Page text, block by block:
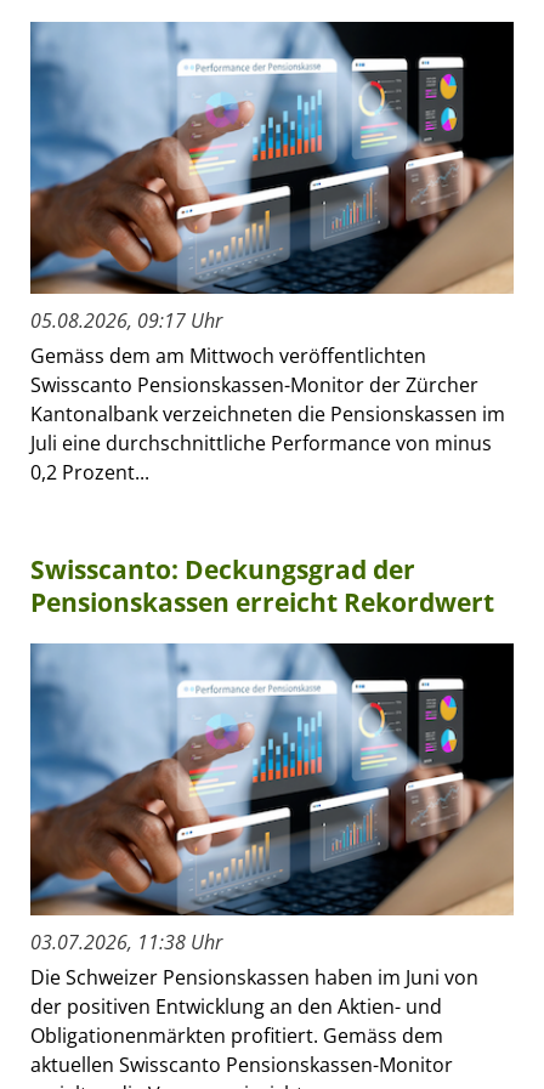
05.08.2026, 09:17 Uhr
Gemäss dem am Mittwoch veröffentlichten
Swisscanto Pensionskassen-Monitor der Zürcher
Kantonalbank verzeichneten die Pensionskassen im
Juli eine durchschnittliche Performance von minus
0,2 Prozent...
Swisscanto: Deckungsgrad der
Pensionskassen erreicht Rekordwert
03.07.2026, 11:38 Uhr
Die Schweizer Pensionskassen haben im Juni von
der positiven Entwicklung an den Aktien- und
Obligationenmärkten profitiert. Gemäss dem
aktuellen Swisscanto Pensionskassen-Monitor